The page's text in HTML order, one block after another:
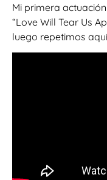
Mi primera
“Love Will Tear Us
luego repetimos